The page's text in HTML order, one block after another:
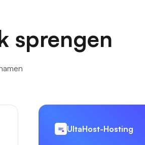
sprengen
UltaHost-Hosting